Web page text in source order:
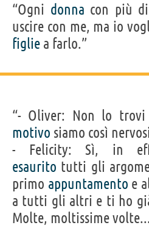
“Ogni donna con più
uscire con me, ma io
figlie a farlo.”
“- Oliver: Non lo trovi
motivo siamo così
- Felicity: Sì, in
esaurito tutti gli
primo appuntamento e
a tutti gli altri e ti ho
Molte, moltissime